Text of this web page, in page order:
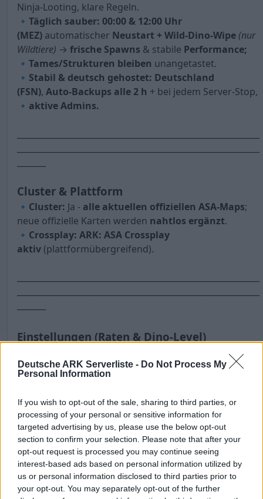
Deutsche ARK Serverliste - Do Not Process My
Personal Information
If you wish to opt-out of the sale, sharing to third parties, or
processing of your personal or sensitive information for
targeted advertising by us, please use the below opt-out
section to confirm your selection. Please note that after your
opt-out request is processed you may continue seeing
interest-based ads based on personal information utilized by
us or personal information disclosed to third parties prior to
your opt-out. You may separately opt-out of the further
Ninja-Looting, klare Regeln.
🔹Täglich sauber: 00:00 & 12:00 Uhr
(MEZ) automatischer Neustart + Wild-Dino-Wipe (nur
Wildtiere) → frische Spawns & stabile Performance;
🔹Tames/Strukturen bleiben unangetastet.
🔹Stabil & deutsch gehostet: Deutschland
(FSN), Auto-Backups alle 2 h + bei jedem Server-Stop,
🔹 aktive Admins.
Cluster & Plattform
🔹Cluster: Ja - alle aktuellen offiziellen ASA-Maps;
neue offizielle Karten werden nahtlos ergänzt.
🔹 Crossplay: ARK: ASA Crossplay
aktiv (plattformübergreifend).
Einstellungen (Raten & Dino-Level)
🔹Breeding x10 · Egg Incubation x25 · Mating x20
🔹Wochenend-Bonus: Wochenendraten
🔹Dino-Level (Wild): 150 Normal · 180 TEK · 190
Wyvern & Rock Drakes
___________________________________________________________
___________________________________________________________
_______